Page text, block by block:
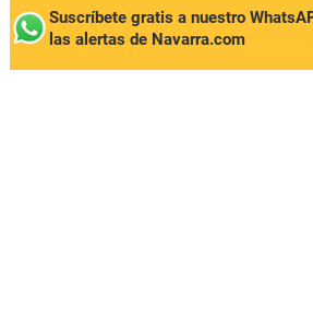
Suscríbete gratis a nuestro
las alertas de Navarra.com